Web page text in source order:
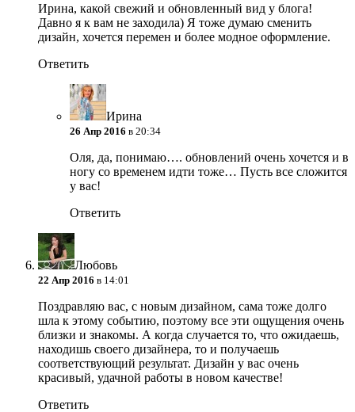
Ирина, какой свежий и обновленный вид у блога!
Давно я к вам не заходила) Я тоже думаю сменить
дизайн, хочется перемен и более модное оформление.
Ответить
Ирина
26 Апр 2016 в 20:34
Оля, да, понимаю…. обновлений очень хочется и в
ногу со временем идти тоже… Пусть все сложится
у вас!
Ответить
Любовь
22 Апр 2016 в 14:01
Поздравляю вас, с новым дизайном, сама тоже долго
шла к этому событию, поэтому все эти ощущения очень
близки и знакомы. А когда случается то, что ожидаешь,
находишь своего дизайнера, то и получаешь
соответствующий результат. Дизайн у вас очень
красивый, удачной работы в новом качестве!
Ответить